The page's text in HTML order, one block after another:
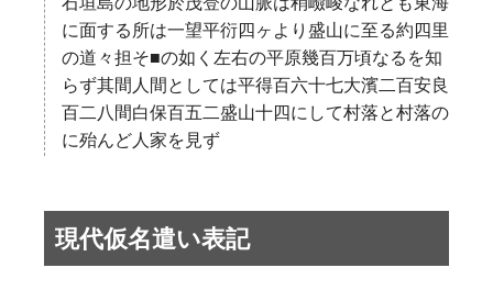
に面する所は一望平衍四ヶより盛山に至る約四里
の道々担そ■の如く左右の平原幾百万頃なるを知
らず其間人間としては平得百六十七大濱二百安良
百二八間白保百五二盛山十四にして村落と村落の
に殆んど人家を見ず
現代仮名遣い表記